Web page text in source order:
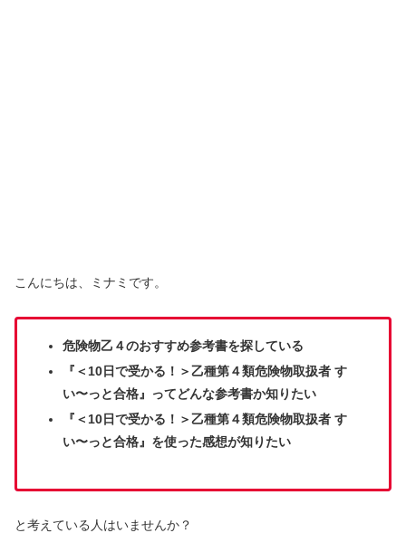
こんにちは、ミナミです。
危険物乙４のおすすめ参考書を探している
『＜10日で受かる！＞乙種第４類危険物取扱者 す
い〜っと合格』ってどんな参考書か知りたい
『＜10日で受かる！＞乙種第４類危険物取扱者 す
い〜っと合格』を使った感想が知りたい
と考えている人はいませんか？